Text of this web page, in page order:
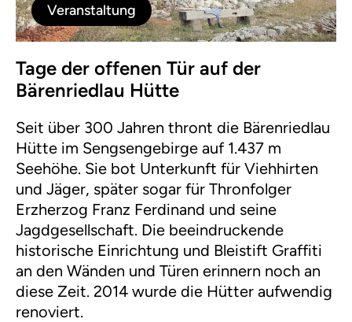
Veranstaltung
Tage der offenen Tür auf der
Bärenriedlau Hütte
Seit über 300 Jahren thront die Bärenriedlau
Hütte im Sengsengebirge auf 1.437 m
Seehöhe. Sie bot Unterkunft für Viehhirten
und Jäger, später sogar für Thronfolger
Erzherzog Franz Ferdinand und seine
Jagdgesellschaft. Die beeindruckende
historische Einrichtung und Bleistift Graffiti
an den Wänden und Türen erinnern noch an
diese Zeit. 2014 wurde die Hütter aufwendig
renoviert.